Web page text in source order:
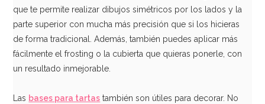
Juego de 5 Blondas Redondas 21 cm
que te permite realizar dibujos simétricos por los lados y la
parte superior con mucha más precisión que si los hicieras
de forma tradicional. Además, también puedes aplicar más
fácilmente el frosting o la cubierta que quieras ponerle, con
un resultado inmejorable.
Las bases para tartas también son útiles para decorar. No